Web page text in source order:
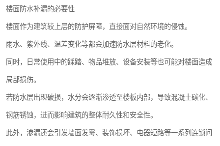
楼面防水补漏的必要性
楼面作为建筑较上层的防护屏障，直接面对自然环境的侵蚀。
雨水、紫外线、温差变化等都会加速防水层材料的老化。
同时，日常使用中的踩踏、物品堆放、设备安装等也可能对楼面造成
局部损伤。
若防水层出现破损，水分会逐渐渗透至楼板内部，导致混凝土碳化、
钢筋锈蚀，进而影响建筑的整体耐久性和安全性。
此外，渗漏还会引发墙面发霉、装饰损坏、电器短路等一系列连锁问